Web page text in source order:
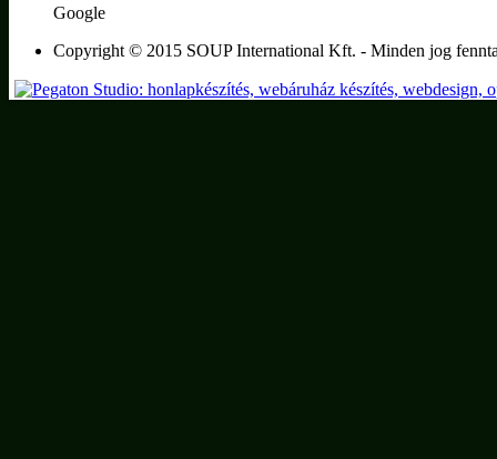
Google
Copyright © 2015 SOUP International Kft. - Minden jog